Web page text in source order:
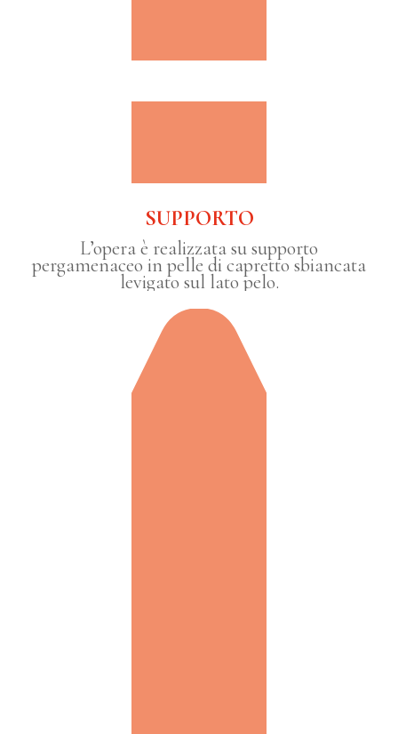
SUPPORTO
L’opera è realizzata su supporto
pergamenaceo in pelle di capretto sbiancata
levigato sul lato pelo.